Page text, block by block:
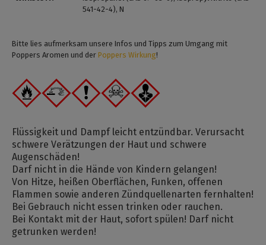
541-42-4), N
Bitte lies aufmerksam unsere Infos und Tipps zum Umgang mit
Poppers Aromen und der Poppers Wirkung!
Flüssigkeit und Dampf leicht entzündbar. Verursacht
schwere Verätzungen der Haut und schwere
Augenschäden!
Darf nicht in die Hände von Kindern gelangen!
Von Hitze, heißen Oberflächen, Funken, offenen
Flammen sowie anderen Zündquellenarten fernhalten!
Bei Gebrauch nicht essen trinken oder rauchen.
Bei Kontakt mit der Haut, sofort spülen! Darf nicht
getrunken werden!